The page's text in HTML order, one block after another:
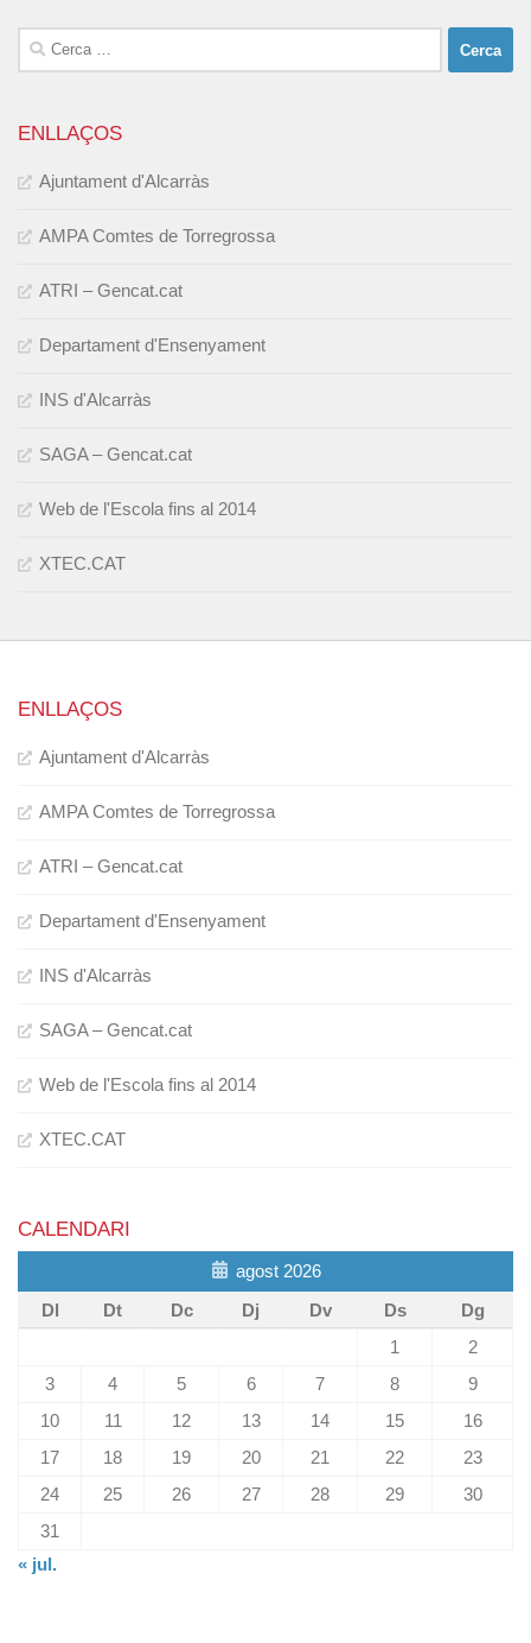
Cerca:
ENLLAÇOS
Ajuntament d'Alcarràs
AMPA Comtes de Torregrossa
ATRI – Gencat.cat
Departament d'Ensenyament
INS d'Alcarràs
SAGA – Gencat.cat
Web de l'Escola fins al 2014
XTEC.CAT
ENLLAÇOS
Ajuntament d'Alcarràs
AMPA Comtes de Torregrossa
ATRI – Gencat.cat
Departament d'Ensenyament
INS d'Alcarràs
SAGA – Gencat.cat
Web de l'Escola fins al 2014
XTEC.CAT
CALENDARI
agost 2026
Dl
Dt Dc Dj Dv Ds
Dg
1
2
3
4 5 6 7 8
9
10
11 12 13 14 15
16
17
18 19 20 21 22
23
24
25 26 27 28 29
30
31
« jul.